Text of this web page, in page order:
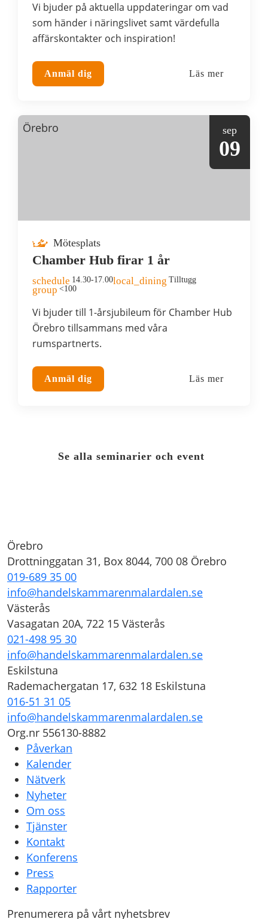
Vi bjuder på aktuella uppdateringar om vad
som händer i näringslivet samt värdefulla
affärskontakter och inspiration!
Anmäl dig Läs mer
Örebro sep
09
Mötesplats
Chamber Hub firar 1 år
schedule 14.30-17.00local_dining Tilltugg
group <100
Vi bjuder till 1-årsjubileum för Chamber Hub
Örebro tillsammans med våra
rumspartnerts.
Anmäl dig Läs mer
Se alla seminarier och event
Örebro
Drottninggatan 31, Box 8044, 700 08 Örebro
019-689 35 00
info@handelskammarenmalardalen.se
Västerås
Vasagatan 20A, 722 15 Västerås
021-498 95 30
info@handelskammarenmalardalen.se
Eskilstuna
Rademachergatan 17, 632 18 Eskilstuna
016-51 31 05
info@handelskammarenmalardalen.se
Org.nr 556130-8882
Påverkan
Kalender
Nätverk
Nyheter
Om oss
Tjänster
Kontakt
Konferens
Press
Rapporter
Prenumerera på vårt nyhetsbrev